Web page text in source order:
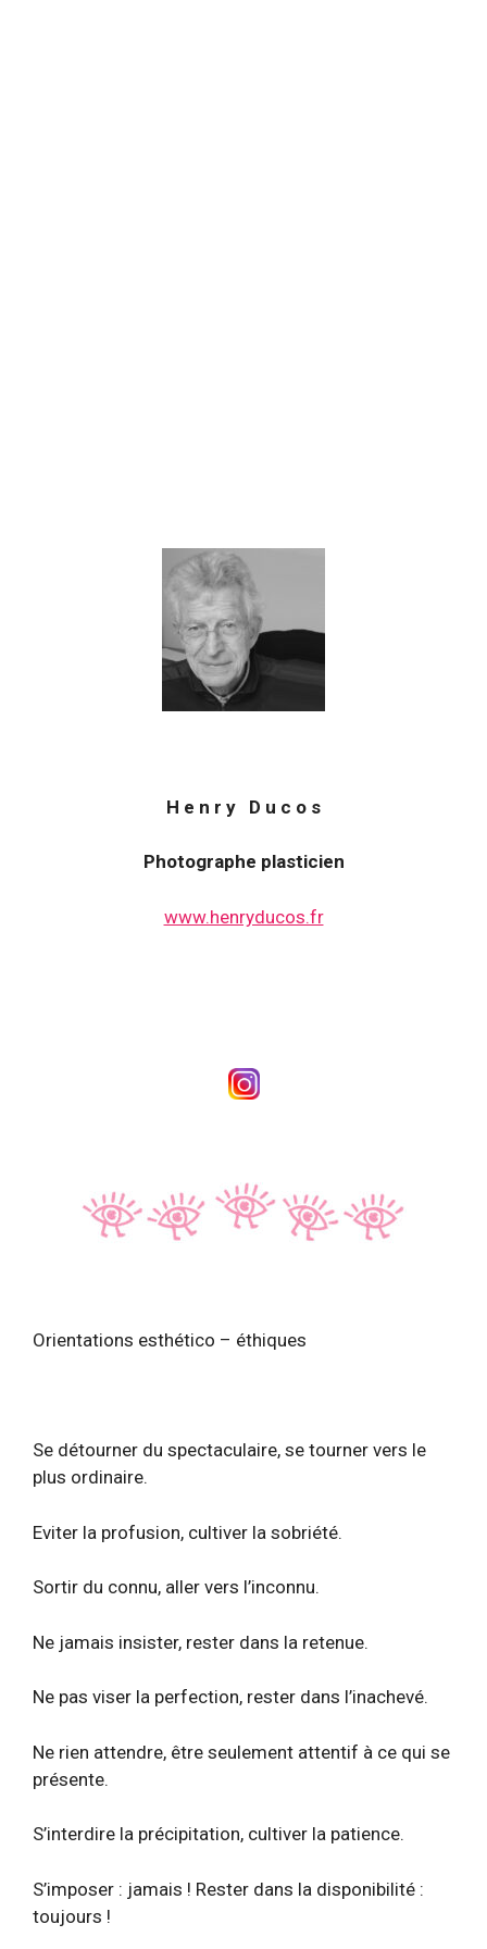
H e n r y D u c o s
Photographe plasticien
www.henryducos.fr
Orientations esthético – éthiques
Se détourner du spectaculaire, se tourner vers le
plus ordinaire.
Eviter la profusion, cultiver la sobriété.
Sortir du connu, aller vers l’inconnu.
Ne jamais insister, rester dans la retenue.
Ne pas viser la perfection, rester dans l’inachevé.
Ne rien attendre, être seulement attentif à ce qui se
présente.
S’interdire la précipitation, cultiver la patience.
S’imposer : jamais ! Rester dans la disponibilité :
toujours !